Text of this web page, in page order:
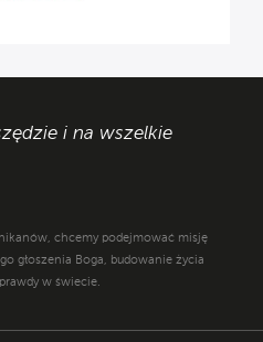
i na wszelkie
chcemy podejmować misję
głoszenia Boga, budowanie życia
w świecie.